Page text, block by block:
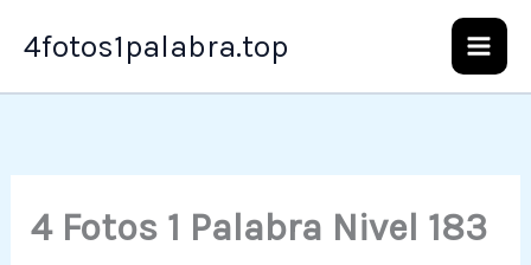
4fotos1palabra.top
4 Fotos 1 Palabra Nivel 183